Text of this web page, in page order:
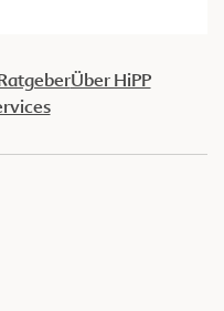
Über HiPP